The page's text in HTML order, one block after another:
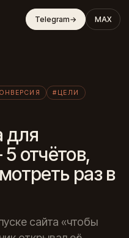
Telegram→ MAX
#ЦЕЛИ
для
отчётов,
раз в
сайта «чтобы